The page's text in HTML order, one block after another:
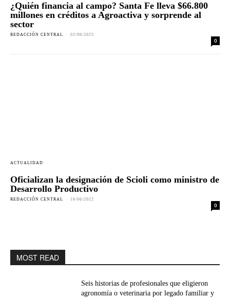
¿Quién financia al campo? Santa Fe lleva $66.800
millones en créditos a Agroactiva y sorprende al
sector
REDACCIÓN CENTRAL - 02/06/2025
0
ACTUALIDAD
Oficializan la designación de Scioli como ministro de
Desarrollo Productivo
REDACCIÓN CENTRAL - 16/06/2022
0
MOST READ
Seis historias de profesionales que eligieron
agronomía o veterinaria por legado familiar y